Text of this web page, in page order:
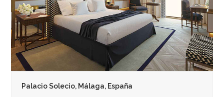
Palacio Solecio, Málaga, España